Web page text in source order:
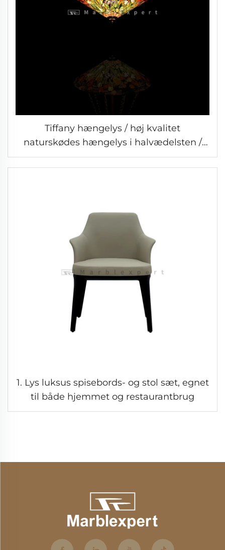
Tiffany hængelys / høj kvalitet
naturskødes hængelys i halvædelsten /
skødes hængelys i halvædelsten /
Barokstil moderne belysning / Klassisk
1. Lys luksus spisebords- og stol sæt, egnet
til både hjemmet og restaurantbrug